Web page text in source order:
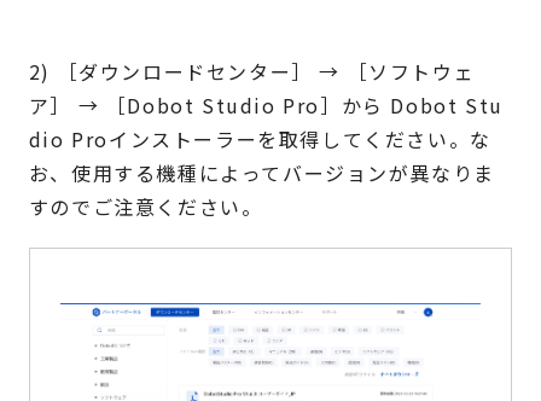
2) ［ダウンロードセンター］ → ［ソフトウェ
ア］ → ［Dobot Studio Pro］から Dobot Stu
dio Proインストーラーを取得してください。な
お、使用する機種によってバージョンが異なりま
すのでご注意ください。